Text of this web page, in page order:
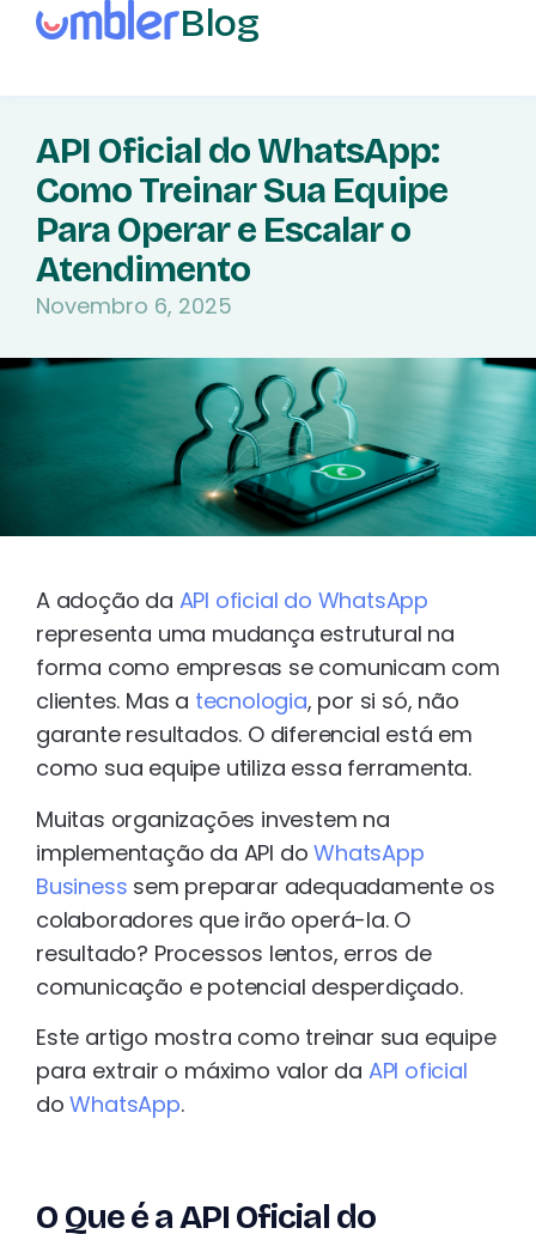
Blog
API Oficial do WhatsApp:
Como Treinar Sua Equipe
Para Operar e Escalar o
Atendimento
Novembro 6, 2025
A adoção da API oficial do WhatsApp
representa uma mudança estrutural na
forma como empresas se comunicam com
clientes. Mas a tecnologia, por si só, não
garante resultados. O diferencial está em
como sua equipe utiliza essa ferramenta.
Muitas organizações investem na
implementação da API doWhatsApp
Business sem preparar adequadamente os
colaboradores que irão operá-la. O
resultado? Processos lentos, erros de
comunicação e potencial desperdiçado.
Este artigo mostra como treinar sua equipe
para extrair o máximo valor da API oficial
doWhatsApp.
O Que é a API Oficial do